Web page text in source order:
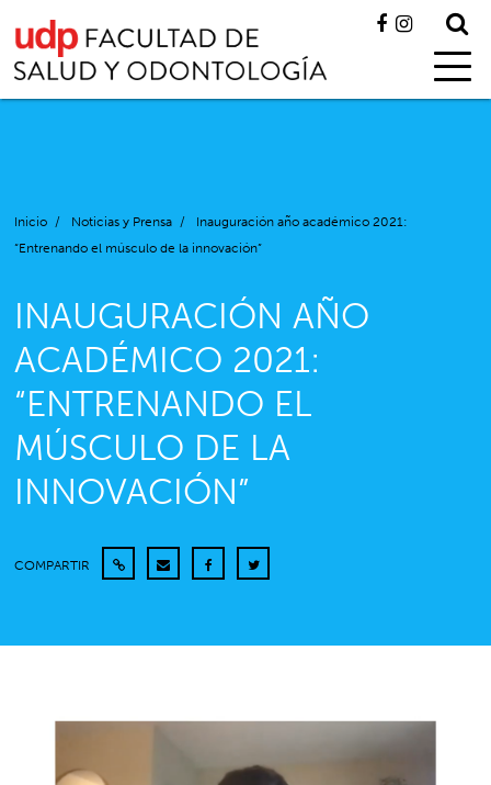
Inicio / Noticias y Prensa /
Inauguración año académico 2021:
“Entrenando el músculo de la innovación”
INAUGURACIÓN AÑO
ACADÉMICO 2021:
“ENTRENANDO EL
MÚSCULO DE LA
INNOVACIÓN”
COMPARTIR